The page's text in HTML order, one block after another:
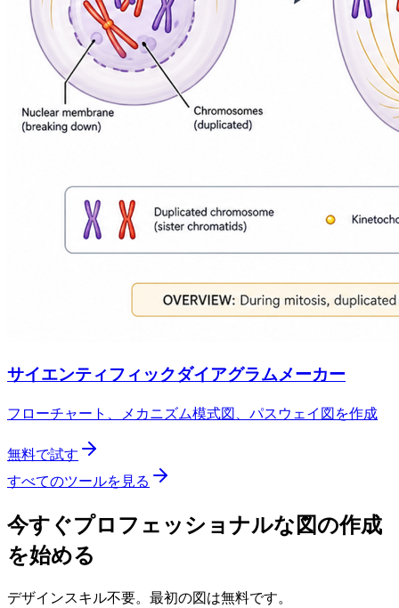
サイエンティフィックダイアグラムメーカー
フローチャート、メカニズム模式図、パスウェイ図を作成
無料で試す
すべてのツールを見る
今すぐプロフェッショナルな図の作成
を始める
デザインスキル不要。最初の図は無料です。